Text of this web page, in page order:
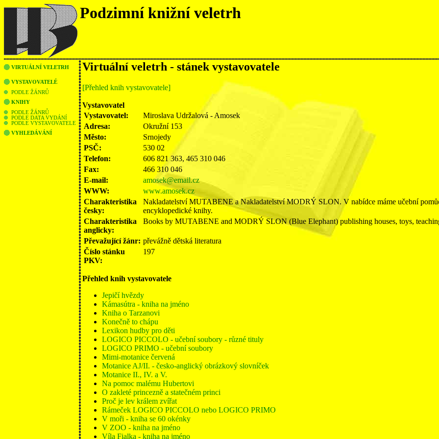
Podzimní knižní veletrh
VIRTUÁLNÍ VELETRH
VYSTAVOVATELÉ
PODLE ŽÁNRŮ
KNIHY
PODLE ŽÁNRŮ
PODLE DATA VYDÁNÍ
PODLE VYSTAVOVATELE
VYHLEDÁVÁNÍ
Virtuální veletrh - stánek vystavovatele
[Přehled knih vystavovatele]
Vystavovatel
Vystavovatel:
Miroslava Udržalová - Amosek
Adresa:
Okružní 153
Město:
Srnojedy
PSČ:
530 02
Telefon:
606 821 363, 465 310 046
Fax:
466 310 046
E-mail:
amosek@email.cz
WWW:
www.amosek.cz
Charakteristika
česky:
Nakladatelství MUTABENE a Nakladatelství MODRÝ SLON. V nabídce máme učební
encyklopedické knihy.
Charakteristika
anglicky:
Books by MUTABENE and MODRÝ SLON (Blue Elephant) publishing houses, toys,
Převažující žánr: převážně dětská literatura
Číslo stánku
PKV:
197
Přehled knih vystavovatele
Jepičí hvězdy
Kámasútra - kniha na jméno
Kniha o Tarzanovi
Konečně to chápu
Lexikon hudby pro děti
LOGICO PICCOLO - učební soubory - různé tituly
LOGICO PRIMO - učební soubory
Mimi-motanice červená
Motanice AJ/II. - česko-anglický obrázkový slovníček
Motanice II., IV. a V.
Na pomoc malému Hubertovi
O zakleté princezně a statečném princi
Proč je lev králem zvířat
Rámeček LOGICO PICCOLO nebo LOGICO PRIMO
V moři - kniha se 60 okénky
V ZOO - kniha na jméno
Víla Fialka - kniha na jméno